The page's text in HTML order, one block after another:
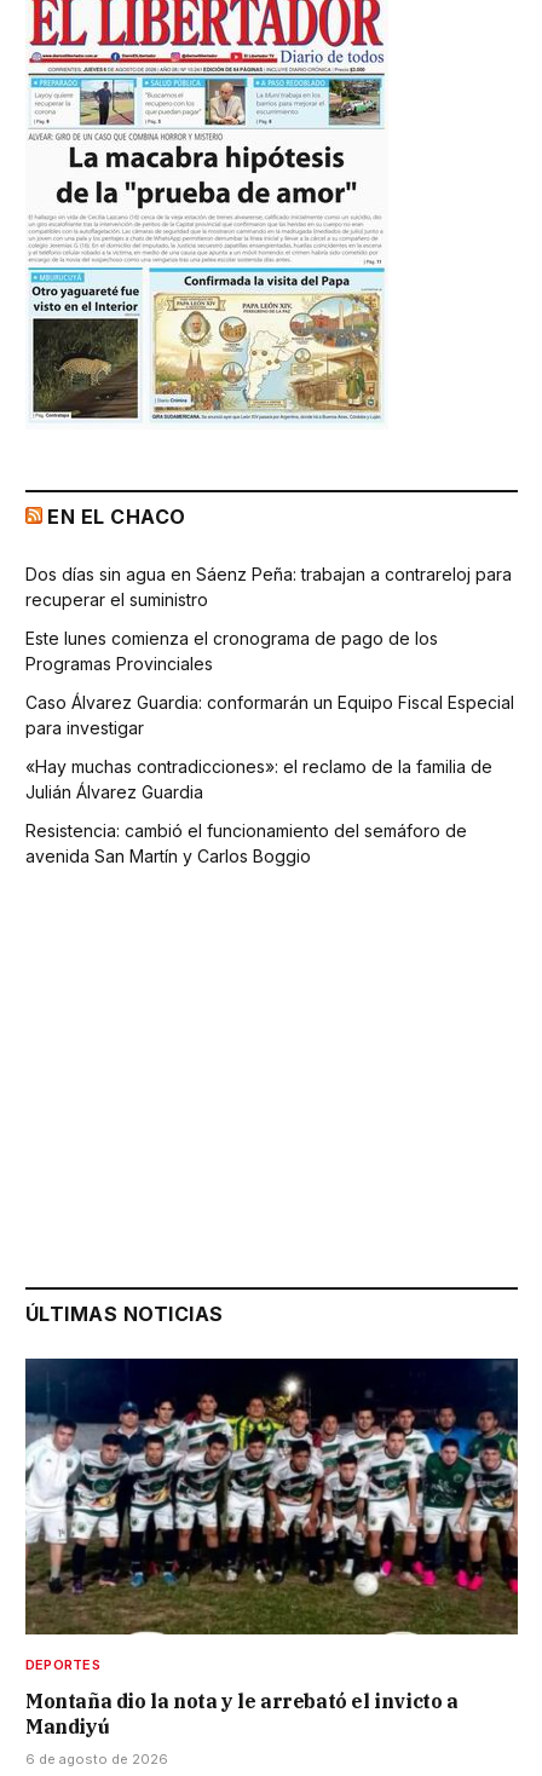
EN EL CHACO
Dos días sin agua en Sáenz Peña: trabajan a contrareloj para
recuperar el suministro
Este lunes comienza el cronograma de pago de los
Programas Provinciales
Caso Álvarez Guardia: conformarán un Equipo Fiscal Especial
para investigar
«Hay muchas contradicciones»: el reclamo de la familia de
Julián Álvarez Guardia
Resistencia: cambió el funcionamiento del semáforo de
avenida San Martín y Carlos Boggio
ÚLTIMAS NOTICIAS
DEPORTES
Montaña dio la nota y le arrebató el invicto a
Mandiyú
6 de agosto de 2026